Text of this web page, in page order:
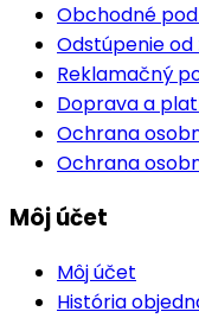
Obchodné
Odstúpenie od
Reklamačný
Doprava a
Ochrana
Ochrana
Môj účet
Môj účet
História